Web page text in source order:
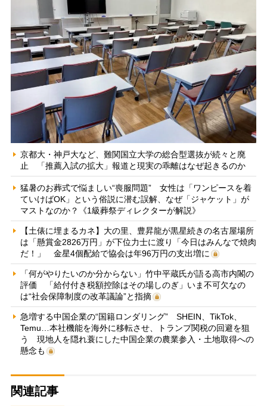
京都大・神戸大など、難関国立大学の総合型選抜が続々と廃
止 「推薦入試の拡大」報道と現実の乖離はなぜ起きるのか
猛暑のお葬式で悩ましい“喪服問題” 女性は「ワンピースを着
ていけばOK」という俗説に潜む誤解、なぜ「ジャケット」が
マストなのか？《1級葬祭ディレクターが解説》
【土俵に埋まるカネ】大の里、豊昇龍が黒星続きの名古屋場所
は「懸賞金2826万円」が下位力士に渡り「今日はみんなで焼肉
だ！」 金星4個配給で協会は年96万円の支出増に
「何がやりたいのか分からない」竹中平蔵氏が語る高市内閣の
評価 「給付付き税額控除はその場しのぎ」いま不可欠なの
は“社会保障制度の改革議論”と指摘
急増する中国企業の“国籍ロンダリング” SHEIN、TikTok、
Temu…本社機能を海外に移転させ、トランプ関税の回避を狙
う 現地人を隠れ蓑にした中国企業の農業参入・土地取得への
懸念も
関連記事